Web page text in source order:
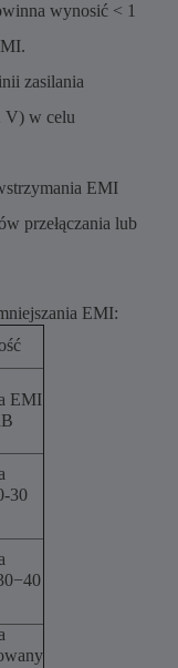
wynosić < 1
zasilania
V) w celu
EMI
przełączania lub
EMI:
EMI
30